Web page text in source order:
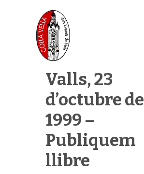
Valls, 23
d’octubre de
1999 –
Publiquem
llibre